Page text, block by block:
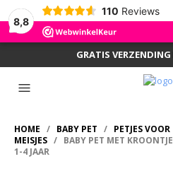
8,8
110 Reviews
GRATIS
HOME / BABY PET / PETJES VOOR
MEISJES / BABY PET MET
1-4 JAAR